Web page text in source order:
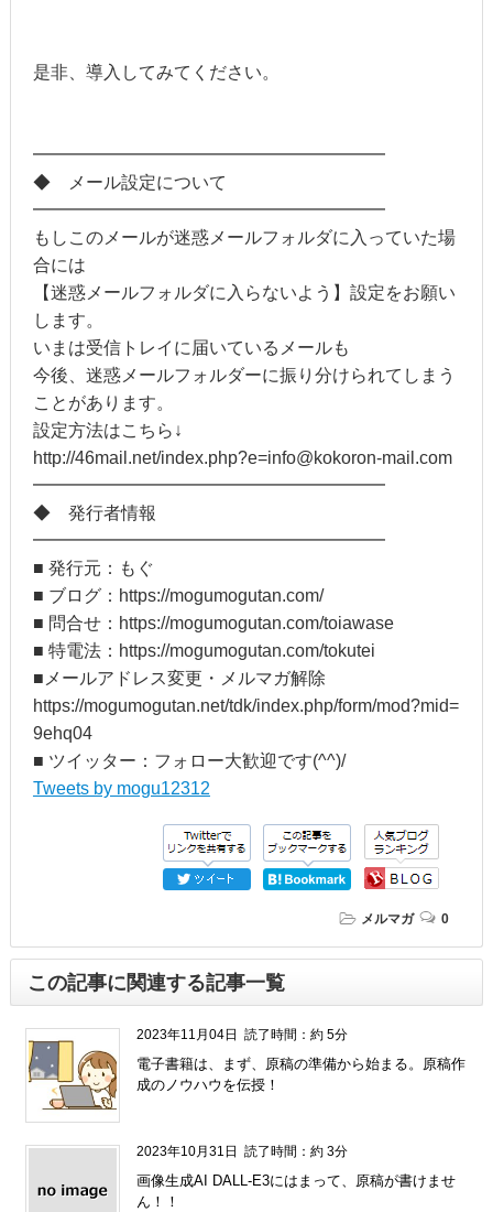
是非、導入してみてください。
━━━━━━━━━━━━━━━━━━━━
◆ メール設定について
━━━━━━━━━━━━━━━━━━━━
もしこのメールが迷惑メールフォルダに入っていた場
合には
【迷惑メールフォルダに入らないよう】設定をお願い
します。
いまは受信トレイに届いているメールも
今後、迷惑メールフォルダーに振り分けられてしまう
ことがあります。
設定方法はこちら↓
http://46mail.net/index.php?e=info@kokoron-mail.com
━━━━━━━━━━━━━━━━━━━━
◆ 発行者情報
━━━━━━━━━━━━━━━━━━━━
■ 発行元：もぐ
■ ブログ：https://mogumogutan.com/
■ 問合せ：https://mogumogutan.com/toiawase
■ 特電法：https://mogumogutan.com/tokutei
■メールアドレス変更・メルマガ解除
https://mogumogutan.net/tdk/index.php/form/mod?mid=
9ehq04
■ ツイッター：フォロー大歓迎です(^^)/
Tweets by mogu12312
メルマガ 0
この記事に関連する記事一覧
2023年11月04日 読了時間：約 5分
電子書籍は、まず、原稿の準備から始まる。原稿作
成のノウハウを伝授！
2023年10月31日 読了時間：約 3分
画像生成AI DALL-E3にはまって、原稿が書けませ
ん！！